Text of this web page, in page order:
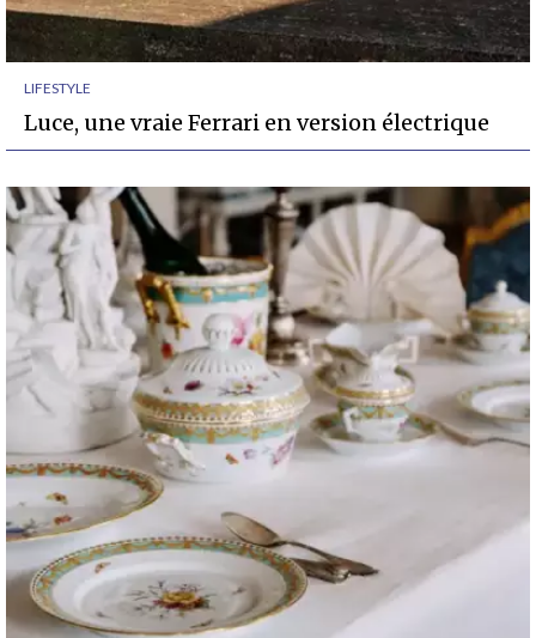
LIFESTYLE
Luce, une vraie Ferrari en version électrique